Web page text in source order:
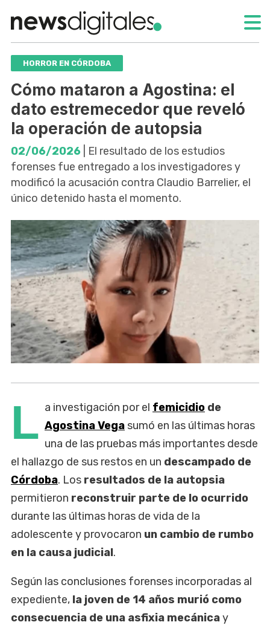
HORROR EN CÓRDOBA
Cómo mataron a Agostina: el
dato estremecedor que reveló
la operación de autopsia
02/06/2026 | El resultado de los estudios
forenses fue entregado a los investigadores y
modificó la acusación contra Claudio Barrelier, el
único detenido hasta el momento.
L a investigación por el femicidio de
Agostina Vega sumó en las últimas horas
una de las pruebas más importantes desde
el hallazgo de sus restos en un descampado de
Córdoba. Los resultados de la autopsia
permitieron reconstruir parte de lo ocurrido
durante las últimas horas de vida de la
adolescente y provocaron un cambio de rumbo
en la causa judicial.
Según las conclusiones forenses incorporadas al
expediente, la joven de 14 años murió como
consecuencia de una asfixia mecánicay